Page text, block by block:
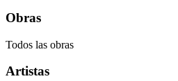
Obras
Todos las obras
Artistas